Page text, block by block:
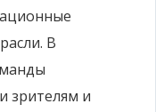
В
зрителям и